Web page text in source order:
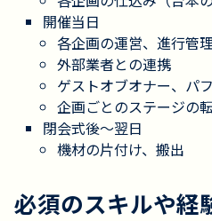
開催当日
各企画の運営、進行管
外部業者との連携
ゲストオブオナー、パ
企画ごとのステージの
閉会式後〜翌日
機材の片付け、搬出
必須のスキルや経